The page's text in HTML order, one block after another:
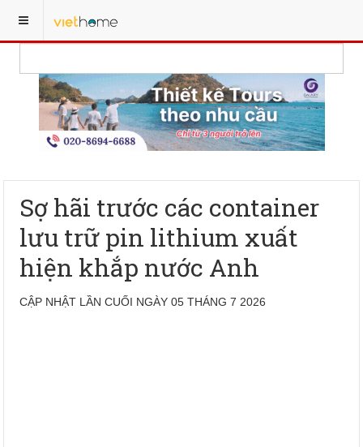
Sợ hãi trước các container
lưu trữ pin lithium xuất
hiện khắp nước Anh
CẬP NHẬT LẦN CUỐI NGÀY 05 THÁNG 7 2026